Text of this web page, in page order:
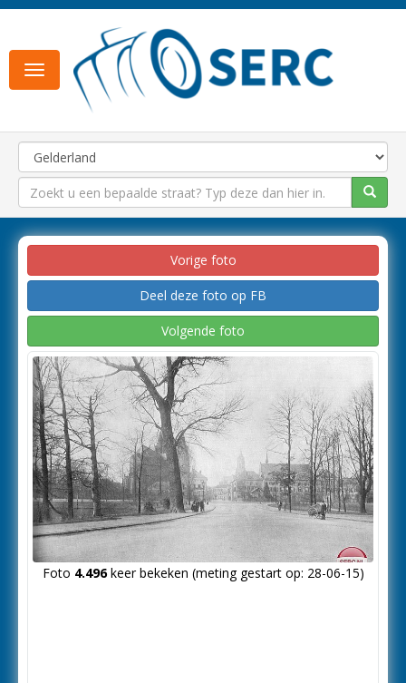
Toggle
navigation
Vorige foto
Deel deze foto op FB
Volgende foto
Foto 4.496keer bekeken (meting gestart op: 28-06-15)